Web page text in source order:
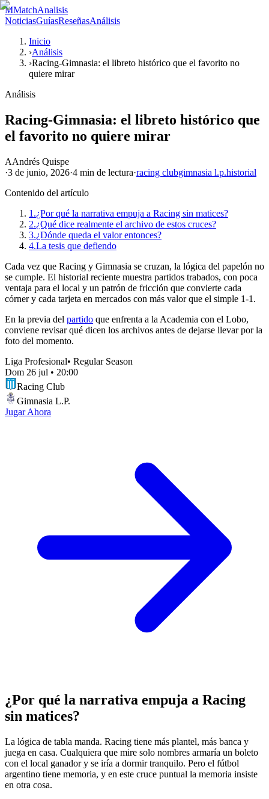
MMatchAnalisis
NoticiasGuíasReseñasAnálisis
Inicio
›Análisis
›Racing-Gimnasia: el libreto histórico que el favorito no
quiere mirar
Análisis
Racing-Gimnasia: el libreto histórico que
el favorito no quiere mirar
AAndrés Quispe
·3 de junio, 2026·4 min de lectura·racing clubgimnasia l.p.historial
Contenido del artículo
1.¿Por qué la narrativa empuja a Racing sin matices?
2.¿Qué dice realmente el archivo de estos cruces?
3.¿Dónde queda el valor entonces?
4.La tesis que defiendo
Cada vez que Racing y Gimnasia se cruzan, la lógica del papelón no
se cumple. El historial reciente muestra partidos trabados, con poca
ventaja para el local y un patrón de fricción que convierte cada
córner y cada tarjeta en mercados con más valor que el simple 1-1.
En la previa del partido que enfrenta a la Academia con el Lobo,
conviene revisar qué dicen los archivos antes de dejarse llevar por la
foto del momento.
Liga Profesional• Regular Season
Dom 26 jul • 20:00
Racing Club
Gimnasia L.P.
Jugar Ahora
¿Por qué la narrativa empuja a Racing
sin matices?
La lógica de tabla manda. Racing tiene más plantel, más banca y
juega en casa. Cualquiera que mire solo nombres armaría un boleto
con el local ganador y se iría a dormir tranquilo. Pero el fútbol
argentino tiene memoria, y en este cruce puntual la memoria insiste
en otra cosa.